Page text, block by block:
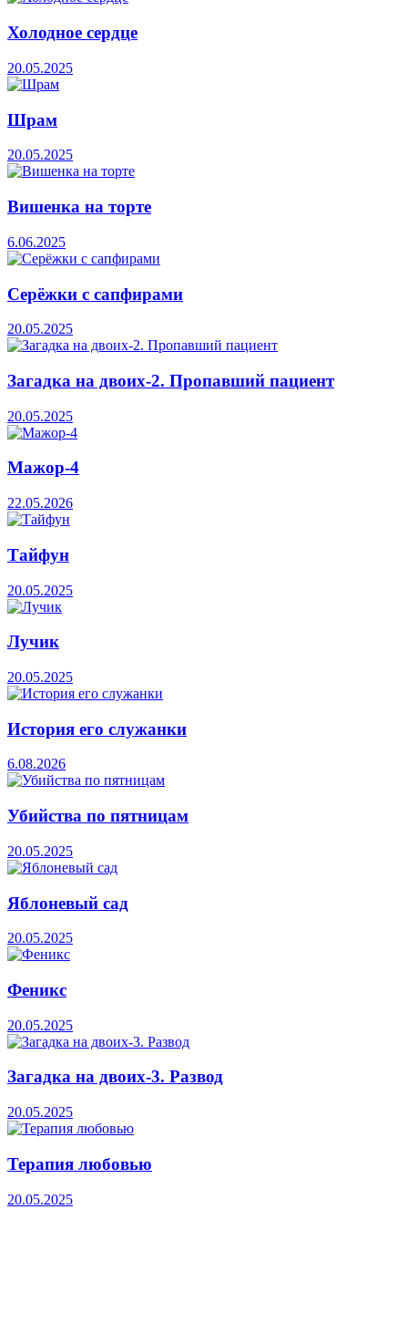
Холодное сердце
20.05.2025
Шрам
20.05.2025
Вишенка на торте
6.06.2025
Серёжки с сапфирами
20.05.2025
Загадка на двоих-2. Пропавший пациент
20.05.2025
Мажор-4
22.05.2026
Тайфун
20.05.2025
Лучик
20.05.2025
История его служанки
6.08.2026
Убийства по пятницам
20.05.2025
Яблоневый сад
20.05.2025
Феникс
20.05.2025
Загадка на двоих-3. Развод
20.05.2025
Терапия любовью
20.05.2025